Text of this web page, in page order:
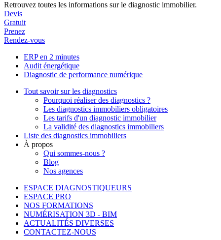
Retrouvez toutes les informations sur le diagnostic immobilier.
Devis
Gratuit
Prenez
Rendez-vous
ERP en 2 minutes
Audit énergétique
Diagnostic de performance numérique
Tout savoir sur les diagnostics
Pourquoi réaliser des diagnostics ?
Les diagnostics immobiliers obligatoires
Les tarifs d'un diagnostic immobilier
La validité des diagnostics immobiliers
Liste des diagnostics immobiliers
À propos
Qui sommes-nous ?
Blog
Nos agences
ESPACE DIAGNOSTIQUEURS
ESPACE PRO
NOS FORMATIONS
NUMÉRISATION 3D - BIM
ACTUALITÉS DIVERSES
CONTACTEZ-NOUS